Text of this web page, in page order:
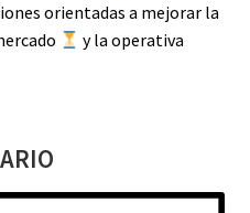
orientadas a mejorar la
y la operativa